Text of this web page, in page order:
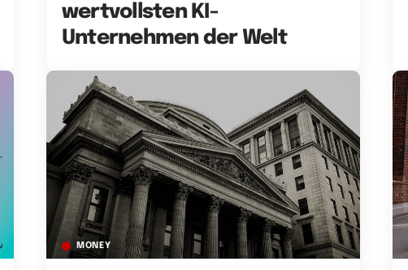
wertvollsten KI-
Unternehmen der Welt
MONEY